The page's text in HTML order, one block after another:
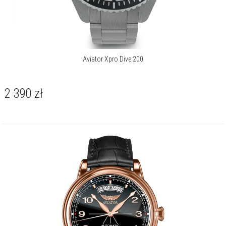
Aviator Xpro Dive 200
2 390 zł